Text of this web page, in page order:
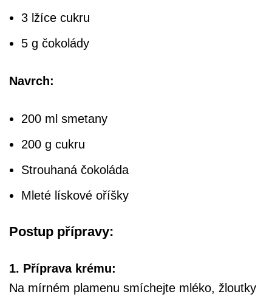
3 lžíce cukru
5 g čokolády
Navrch:
200 ml smetany
200 g cukru
Strouhaná čokoláda
Mleté lískové oříšky
Postup přípravy:
1. Příprava krému:
Na mírném plamenu smíchejte mléko, žloutky